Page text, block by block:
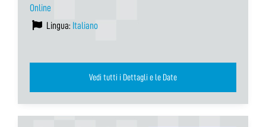
Online
Lingua: Italiano
Vedi tutti i Dettagli e le Date